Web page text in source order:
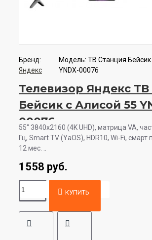
Бренд:
Яндекс
Модель: ТВ Станция Бейсик
YNDX-00076
Телевизор Яндекс
Бейсик с Алисой 55
00076
55" 3840x2160 (4K UHD), матрица VA,
Гц, Smart TV (YaOS), HDR10, Wi-Fi, смарт
12 мес. ..
1558 руб.
КУПИТЬ